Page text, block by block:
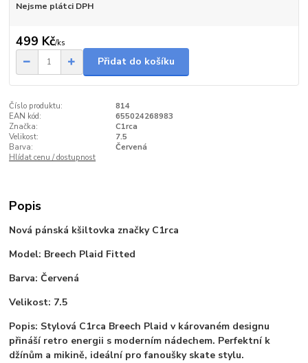
Nejsme plátci DPH
499 Kč/ks
Přidat do košíku
Číslo produktu:
814
EAN kód:
655024268983
Značka:
C1rca
Velikost:
7.5
Barva:
Červená
Hlídat cenu / dostupnost
Popis
Nová pánská kšiltovka značky C1rca
Model: Breech Plaid Fitted
Barva: Červená
Velikost: 7.5
Popis: Stylová C1rca Breech Plaid v károvaném designu
přináší retro energii s moderním nádechem. Perfektní k
džínům a mikině, ideální pro fanoušky skate stylu.